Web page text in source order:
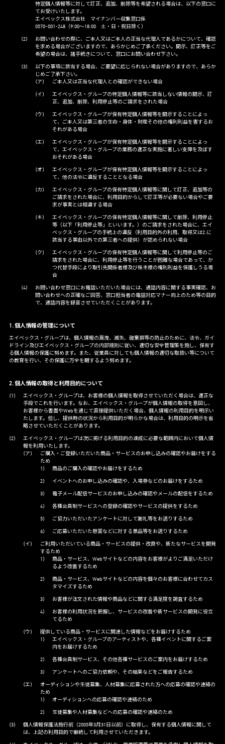
特定個人情報等に対して訂正、追加、削除等を希望される場合は、以下の窓口に
てお受けいたします。
エイベックス株式会社 マイナンバー収集窓口係
0570-001-248（9:00～18:00 土・日・祝日除く）
お問い合わせの際に、ご本人又はご本人の正当な代理人であるかについて、確認
を求める場合がございますので、あらかじめご了承ください。開示、訂正等をご
希望の場合は、諸手続きについて、窓口にお問い合わせ下さい。
以下の事項に該当する場合、ご要望に応じられない場合がありますので、あらか
じめご了承下さい。
ご本人又は正当な代理人との確認ができない場合
エイベックス・グループの特定個人情報等に該当しない情報の開示、訂
正、追加、削除、利用停止等のご請求をされた場合
エイベックス・グループが保有特定個人情報等を開示することによっ
て、ご本人又は第三者の生命・身体・財産その他の権利利益を害するお
それがある場合
エイベックス・グループが保有特定個人情報等を開示することによっ
て、エイベックス・グループの業務の適正な実施に著しい支障を及ぼす
おそれがある場合
エイベックス・グループが保有特定個人情報等を開示することによっ
て、他の法令に違反することとなる場合
エイベックス・グループの保有特定個人情報等に関して訂正、追加等の
ご請求をされた場合に、利用目的からして訂正等が必要ない場合やご要
求が事実とは相違する場合
エイベックス・グループの保有特定個人情報等に関して削除、利用停止
等（以下「利用停止等」といいます。）のご請求をされた場合に、エイ
ベックス・グループの手続上の違反（利用目的外の利用、取得又は2.に
該当する事由以外での第三者への提供）が認められない場合
エイベックス・グループの保有特定個人情報等に関して利用停止等のご
請求をされた場合に、利用停止等を行うことが困難な場合であって、か
つ代替手段により取引先関係者様及び株主様の権利利益を保護しうる場
合
お問い合わせ窓口にお電話いただいた場合には、通話内容に関する事実確認、お
問い合わせへの正確なご回答、窓口担当者の電話対応マナー向上のため等の目的
で、通話内容を録音させていただくことがあります。
1. 個人情報の管理について
エイベックス・グループは、個人情報の漏洩、滅失、破棄損等の防止のために、法令、ガイ
ドライン及びエイベックス・グループの内部規則に従い、適切な安全管理策を施し、保有す
る個人情報の保護に努めます。また、従業員に対しても個人情報の適切な取扱い等について
の教育を行い、その保護に万全を期するよう努めます。
2. 個人情報の取得と利用目的について
エイベックス・グループは、お客様の個人情報を取得させていただく場合は、適正な
手段でこれを行います。なお、エイベックス・グループが個人情報の取得を意図し、
お客様から書面やWebを通じて直接提供いただく場合、個人情報の利用目的を明示い
たします。但し、提供時の状況から利用目的が明らかな場合は、利用目的の明示を省
略させていただくことがあります。
エイベックス・グループは次に掲げる利用目的の達成に必要な範囲内において個人情
報を利用いたします。
ご購入・ご登録いただいた商品・サービスのお申し込みの確認やお届けをする
ため
商品のご購入の確認やお届けをするため
イベントへのお申し込みの確認や、入場券などのお届けをするため
電子メール配信サービスのお申し込みの確認やメールの配信をするため
各種会員制サービスへの登録の確認やサービスの提供をするため
ご協力いただいたアンケートに対して謝礼等をお送りするため
ご応募いただいた懸賞などに対する景品等をお送りするため
ご利用いただいている商品・サービスの提供・改良や、新たなサービスを開発
するため
商品・サービス、Webサイトなどの内容をお客様がよりご満足いただけ
るよう改善するため
商品・サービス、Webサイトなどの内容を個々のお客様に合わせてカス
タマイズするため
お客様が注文された情報や商品などに関する満足度を調査するため
お客様の利用状況を把握し、サービスの改善や新サービスの開発に役立
てるため
提供している商品・サービスに関連した情報などをお届けするため
エイベックス・グループのアーティストや、各種イベントに関するご案
内をお届けするため
各種会員制サービス、その他各種サービスのご案内をお届けするため
アンケートへのご協力依頼や、その結果などをご報告するため
オーディションや生徒募集、人材募集に応募された方への応募の確認や連絡の
ため
オーディションへの応募の確認や連絡のため
生徒募集や人材募集などへの応募の確認や連絡のため
個人情報保護法施行前（2005年3月31日以前）に取得し、保有する個人情報に関して
は、上記の利用目的で継続して利用させていただきます。